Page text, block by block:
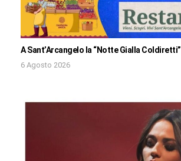
A Sant’Arcangelo la “Notte Gialla Coldiretti”
6 Agosto 2026